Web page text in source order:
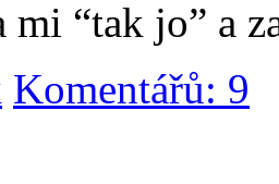
mi “tak jo” a
Komentářů: 9